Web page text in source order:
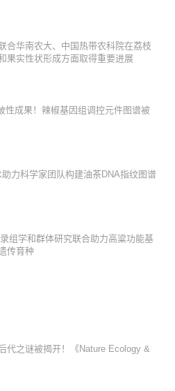
合华南农大、中国热带农科院在荔枝
果实性状形成方面取得重要进展
性成果！辣椒基因组调控元件图谱被
力科学家团队构建油茶DNA指纹图谱
组学和群体研究联合助力高粱功能基
传育种
代之谜被揭开！《Nature Ecology &